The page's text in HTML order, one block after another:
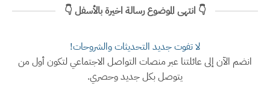
👇 انتهى الموضوع رسالة اخيرة بالأسفل 👇
لا تفوت جديد التحديثات والشروحات!
انضم الآن إلى عائلتنا عبر منصات التواصل الاجتماعي لتكون أول من
يتوصل بكل جديد وحصري.